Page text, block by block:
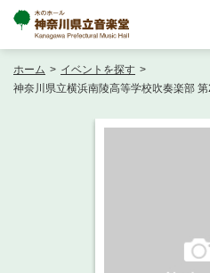
ホーム > イベントを探す >
神奈川県立横浜南陵高等学校吹奏楽部